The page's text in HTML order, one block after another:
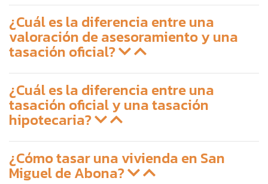
¿Cuál es la diferencia entre una
valoración de asesoramiento y una
tasación oficial?
¿Cuál es la diferencia entre una
tasación oficial y una tasación
hipotecaria?
¿Cómo tasar una vivienda en San
Miguel de Abona?